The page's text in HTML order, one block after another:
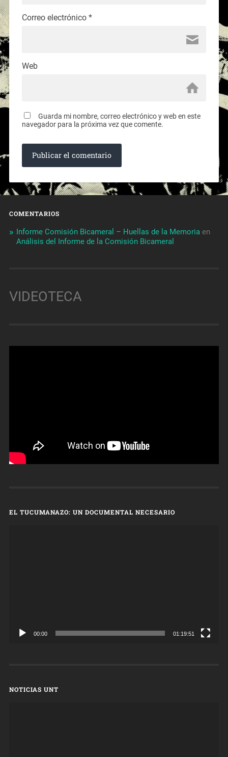
Correo electrónico *
Web
Guarda mi nombre, correo electrónico y web en este
navegador para la próxima vez que comente.
COMENTARIOS
Informe Comisión Bicameral – Huellas de la Memoriaen
Análisis del Informe de la Comisión Bicameral
VIDEOTECA
EL TUCUMANAZO: UN DOCUMENTAL NECESARIO
00:00 01:19:51
NOTICIAS UNT